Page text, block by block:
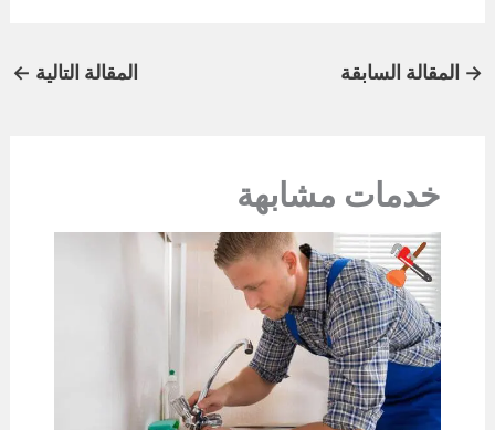
→ المقالة السابقة المقالة التالية ←
خدمات مشابهة